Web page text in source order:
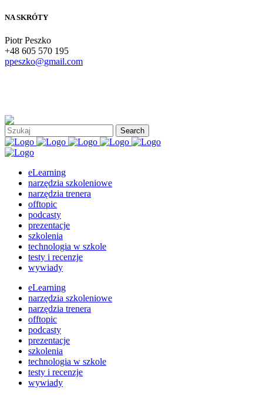
NA SKRÓTY
Piotr Peszko
+48 605 570 195
ppeszko@gmail.com
eLearning
narzędzia szkoleniowe
narzędzia trenera
offtopic
podcasty
prezentacje
szkolenia
technologia w szkole
testy i recenzje
wywiady
eLearning
narzędzia szkoleniowe
narzędzia trenera
offtopic
podcasty
prezentacje
szkolenia
technologia w szkole
testy i recenzje
wywiady